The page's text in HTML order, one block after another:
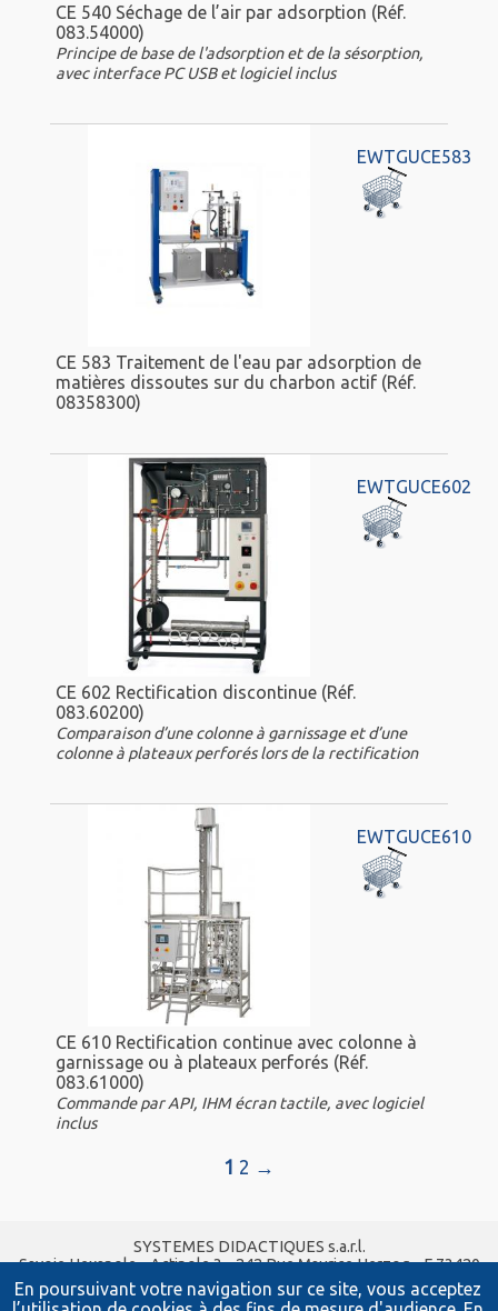
En poursuivant votre navigation sur ce site, vous acceptez
CE 540 Séchage de l’air par adsorption (Réf.
083.54000)
Principe de base de l'adsorption et de la sésorption,
avec interface PC USB et logiciel inclus
EWTGUCE583
CE 583 Traitement de l'eau par adsorption de
matières dissoutes sur du charbon actif (Réf.
08358300)
EWTGUCE602
CE 602 Rectification discontinue (Réf.
083.60200)
Comparaison d’une colonne à garnissage et d’une
colonne à plateaux perforés lors de la rectification
EWTGUCE610
CE 610 Rectification continue avec colonne à
garnissage ou à plateaux perforés (Réf.
083.61000)
Commande par API, IHM écran tactile, avec logiciel
inclus
1 2 →
SYSTEMES DIDACTIQUES s.a.r.l.
Savoie Hexapole - Actipole 3 - 242 Rue Maurice Herzog - F 73420
VIVIERS DU LAC
Tel : 04 56 42 80 70| Fax :04 56 42 80 71